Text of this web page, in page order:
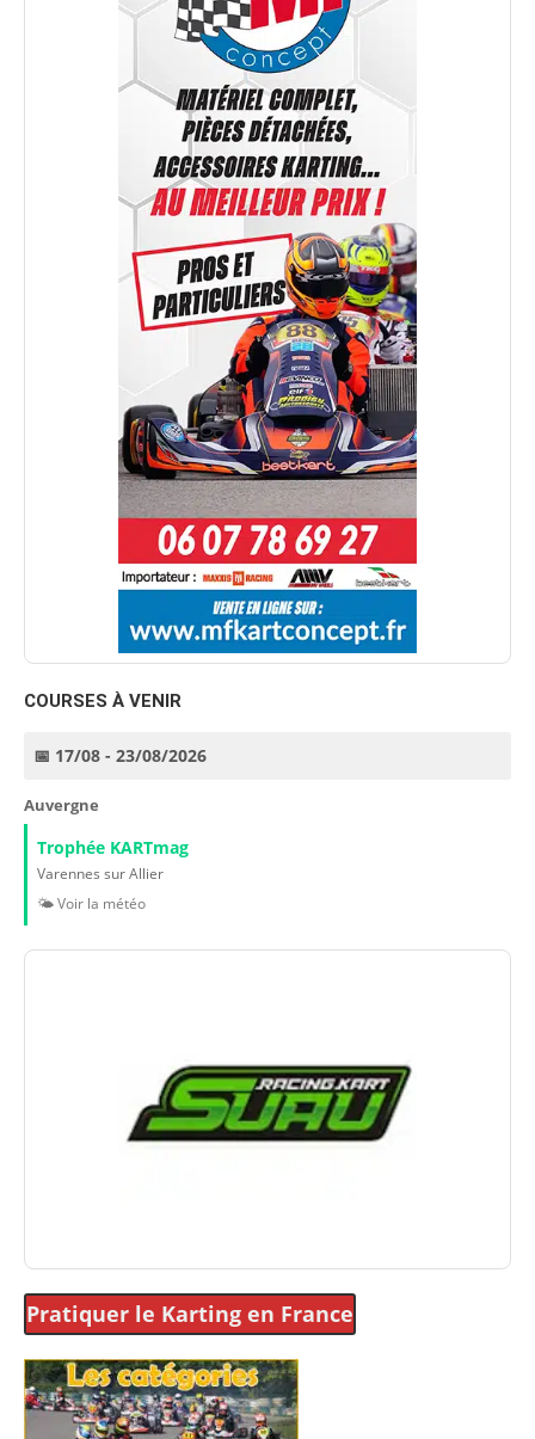
COURSES À VENIR
📅 17/08 - 23/08/2026
Auvergne
Trophée KARTmag
Varennes sur Allier
🌤️ Voir la météo
Pratiquer le Karting en France